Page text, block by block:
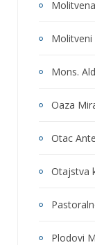
Molitveni
Mons.
Oaza
Otac
Otajstva
Plodovi